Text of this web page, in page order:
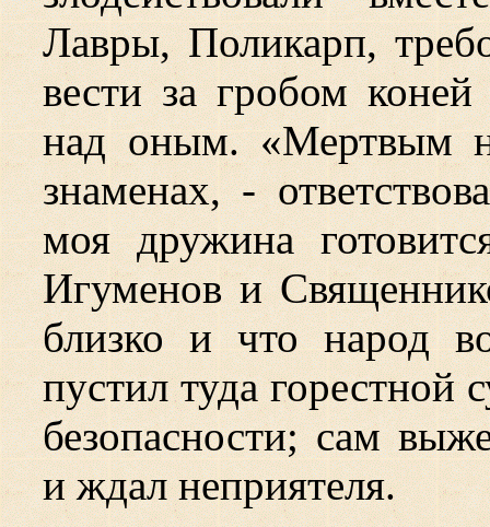
Лавры, Поликарп,
вести за гробом
над оным. «Мертвым
знаменах, -
моя дружина
Игуменов и
близко и что народ
пустил туда горестной
безопасности; сам
и ждал неприятеля.